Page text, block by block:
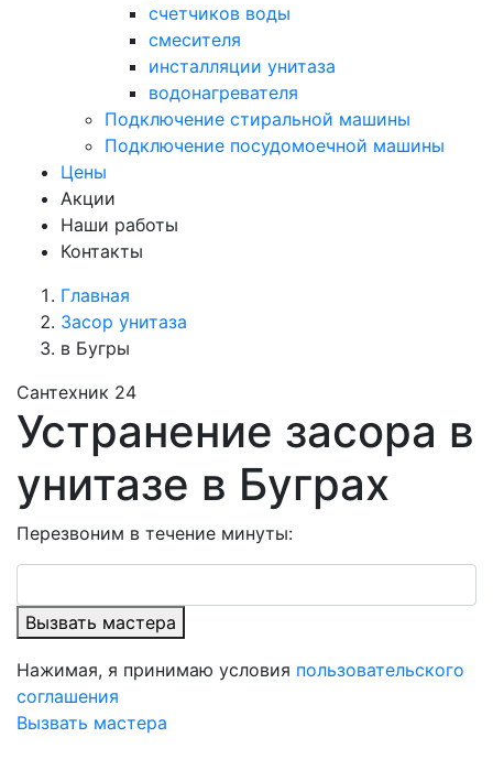
счетчиков воды
смесителя
инсталляции унитаза
водонагревателя
Подключение стиральной машины
Подключение посудомоечной машины
Цены
Акции
Наши работы
Контакты
Главная
Засор унитаза
в Бугры
Сантехник 24
Устранение засора в
унитазе в Буграх
Перезвоним в течение минуты:
Вызвать мастера
Нажимая, я принимаю условия пользовательского
соглашения
Вызвать мастера